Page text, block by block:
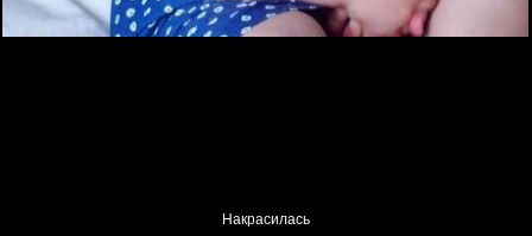
Накрасилась